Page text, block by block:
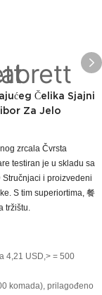
Čelika Sjajni
Za Jelo
zrcala Čvrsta
testiran je u skladu sa
i proizvedeni
S tim superiortima, 餐
tržištu.
4,21 USD,> = 500
komada), prilagođeno